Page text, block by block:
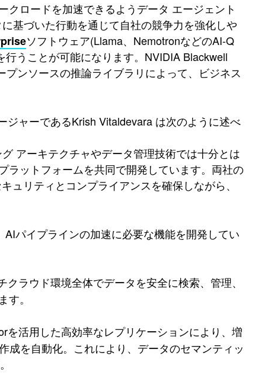
ロードを加速できるようデータ エージェント
基づいた行動を通じて自社の競争力を強化しや
ソフトウェア(Llama、NemotronなどのAI-Q
うことが可能になります。NVIDIA Blackwell
ンソースの推論ライブラリによって、ビジネス
ジャーであるKrish Vitaldevara は次のように述べ
アーキテクチャやデータ管理技術では十分とは
ラットフォームを共同で開発しています。両社の
リティとコンプライアンスを確保しながら、
パイプラインの加速に必要な機能を開発してい
クラウド環境全体でデータを安全に検索、管理、
。
を活用した高効率なレプリケーションにより、増
成を自動化。これにより、データのセマンティッ